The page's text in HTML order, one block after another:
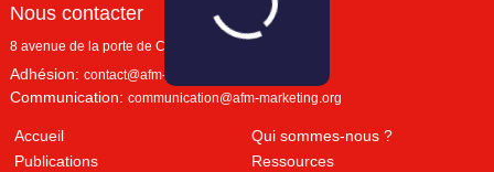
Nous contacter
8 avenue de la porte de Champerret
Adhésion: contact@afm-marketing.org
Communication: communication@afm-marketing.org
Accueil
Qui sommes-nous ?
Publications
Ressources